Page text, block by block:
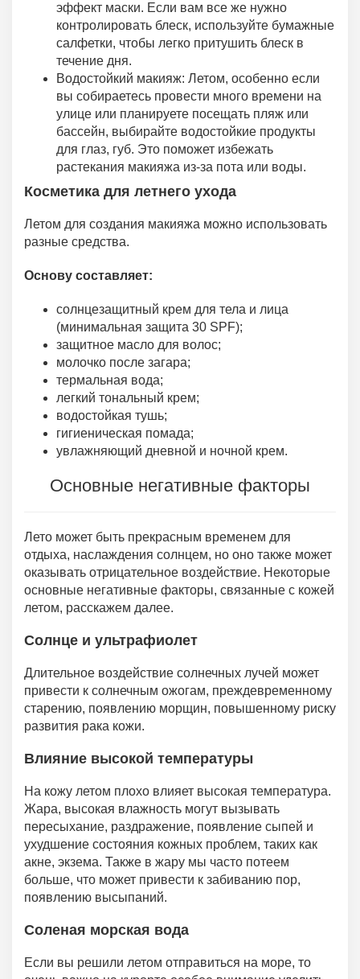
эффект маски. Если вам все же нужно
контролировать блеск, используйте бумажные
салфетки, чтобы легко притушить блеск в
течение дня.
Водостойкий макияж: Летом, особенно если
вы собираетесь провести много времени на
улице или планируете посещать пляж или
бассейн, выбирайте водостойкие продукты
для глаз, губ. Это поможет избежать
растекания макияжа из-за пота или воды.
Косметика для летнего ухода
Летом для создания макияжа можно использовать
разные средства.
Основу составляет:
cолнцезащитный крем для тела и лица
(минимальная защита 30 SPF);
защитное масло для волос;
молочко после загара;
термальная вода;
легкий тональный крем;
водостойкая тушь;
гигиеническая помада;
увлажняющий дневной и ночной крем.
Основные негативные факторы
Лето может быть прекрасным временем для
отдыха, наслаждения солнцем, но оно также может
оказывать отрицательное воздействие. Некоторые
основные негативные факторы, связанные с кожей
летом, расскажем далее.
Солнце и ультрафиолет
Длительное воздействие солнечных лучей может
привести к солнечным ожогам, преждевременному
старению, появлению морщин, повышенному риску
развития рака кожи.
Влияние высокой температуры
На кожу летом плохо влияет высокая температура.
Жара, высокая влажность могут вызывать
пересыхание, раздражение, появление сыпей и
ухудшение состояния кожных проблем, таких как
акне, экзема. Также в жару мы часто потеем
больше, что может привести к забиванию пор,
появлению высыпаний.
Соленая морская вода
Если вы решили летом отправиться на море, то